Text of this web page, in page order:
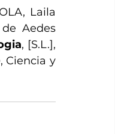
Laila
Aedes
, [S.L.],
Ciencia y